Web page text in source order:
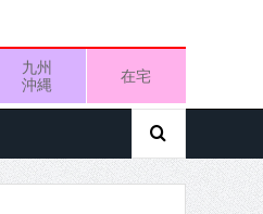
九州
沖縄
在宅